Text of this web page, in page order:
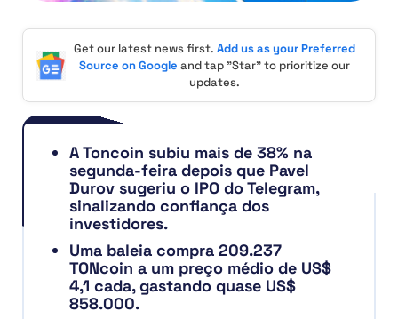
Get our latest news first. Add us as your Preferred
Source on Google and tap "Star" to prioritize our
updates.
A Toncoin subiu mais de 38% na
segunda-feira depois que Pavel
Durov sugeriu o IPO do Telegram,
sinalizando confiança dos
investidores.
Uma baleia compra 209.237
TONcoin a um preço médio de US$
4,1 cada, gastando quase US$
858.000.